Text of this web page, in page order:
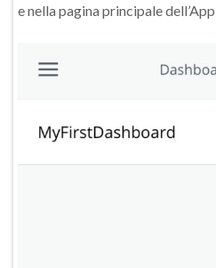
e nella pagina principale